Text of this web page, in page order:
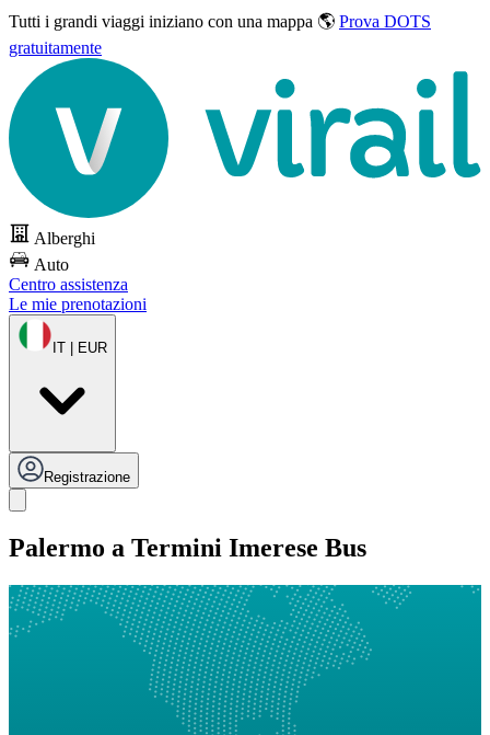
Tutti i grandi viaggi iniziano con una mappa 🌎 Prova DOTS
gratuitamente
Alberghi
Auto
Centro assistenza
Le mie prenotazioni
IT | EUR
Registrazione
Palermo a Termini Imerese Bus